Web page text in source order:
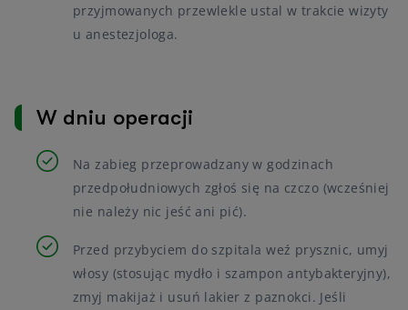
przyjmowanych przewlekle ustal w trakcie wizyty
u anestezjologa.
W dniu operacji
Na zabieg przeprowadzany w godzinach
przedpołudniowych zgłoś się na czczo (wcześniej
nie należy nic jeść ani pić).
Przed przybyciem do szpitala weź prysznic, umyj
włosy (stosując mydło i szampon antybakteryjny),
zmyj makijaż i usuń lakier z paznokci. Jeśli